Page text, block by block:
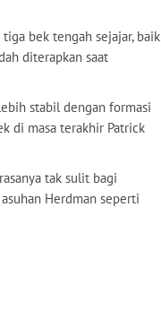
bek tengah sejajar, baik
diterapkan saat
stabil dengan formasi
di masa terakhir Patrick
tak sulit bagi
Herdman seperti